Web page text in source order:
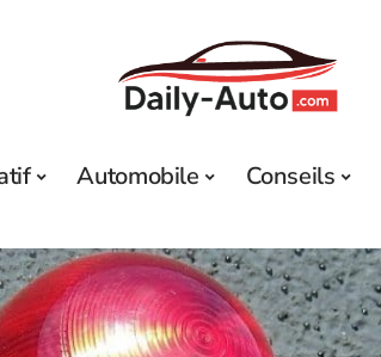
Automobile Conseils